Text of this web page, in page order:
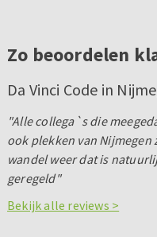
Zo beoordelen
Da Vinci Code in
"Alle collega`s die
ook plekken van Nijmegen
wandel weer dat is
geregeld"
Bekijk alle reviews >